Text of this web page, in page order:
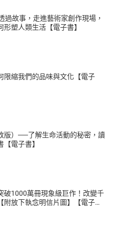
過故事，走進藝術家創作現場，
塑人類生活【電子書】
限縮我們的品味與文化【電子
版）──了解生命活動的秘密，讀
電子書】
破1000萬冊現象級巨作！改變千
附放下執念明信片圖】【電子